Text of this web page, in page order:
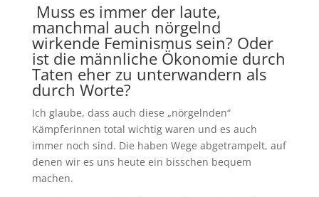
Muss es immer der laute,
manchmal auch nörgelnd
wirkende Feminismus sein? Oder
ist die männliche Ökonomie durch
Taten eher zu unterwandern als
durch Worte?
Ich glaube, dass auch diese „nörgelnden“
Kämpferinnen total wichtig waren und es auch
immer noch sind. Die haben Wege abgetrampelt, auf
denen wir es uns heute ein bisschen bequem
machen.